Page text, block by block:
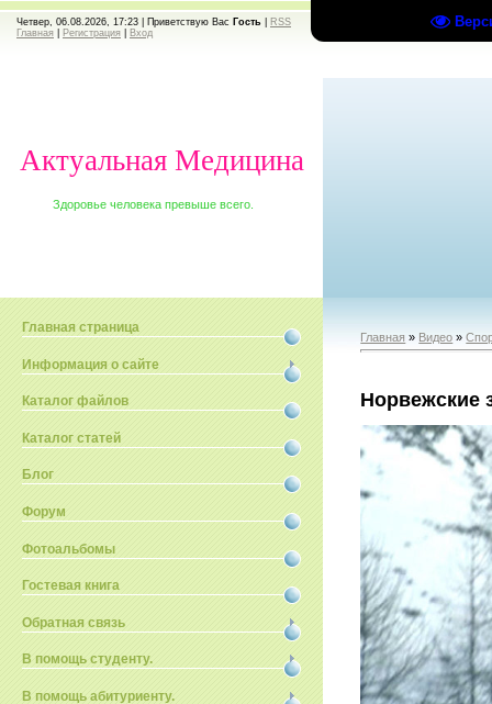
Четвер, 06.08.2026, 17:23 | Приветствую Вас Гость
RSS
Главная
Регистрация Вход
Актуальная Медицина
Здоровье человека превыше всего.
Главная страница
Информация о сайте
Каталог файлов
Каталог статей
Блог
Форум
Фотоальбомы
Гостевая книга
Обратная связь
В помощь студенту.
В помощь абитуриенту.
Главная » Видео »
Норвежские